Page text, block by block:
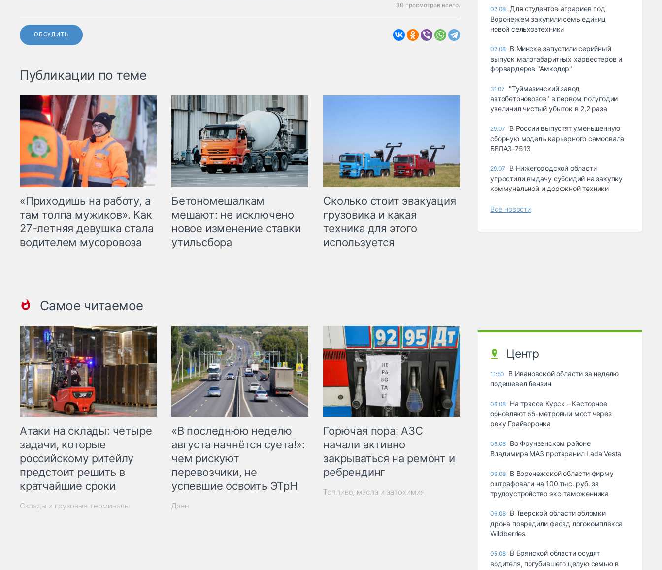
30 просмотров всего.
ОБСУДИТЬ
Публикации по теме
«Приходишь на работу, а
там толпа мужиков». Как
27-летняя девушка стала
водителем мусоровоза
Бетономешалкам
мешают: не исключено
новое изменение ставки
утильсбора
Сколько стоит эвакуация
грузовика и какая
техника для этого
используется
Самое читаемое
Атаки на склады: четыре
задачи, которые
российскому ритейлу
предстоит решить в
кратчайшие сроки
Склады и грузовые терминалы
«В последнюю неделю
августа начнётся суета!»:
чем рискуют
перевозчики, не
успевшие освоить ЭТрН
Дзен
Горючая пора: АЗС
начали активно
закрываться на ремонт и
ребрендинг
Топливо, масла и автохимия
02.08 Для студентов-аграриев под
Воронежем закупили семь единиц
новой сельхозтехники
02.08 В Минске запустили серийный
выпуск малогабаритных харвестеров и
форвардеров "Амкодор"
31.07
"Туймазинский завод
автобетоновозов" в первом полугодии
увеличил чистый убыток в 2,2 раза
29.07
В России выпустят уменьшенную
сборную модель карьерного самосвала
БЕЛАЗ-7513
29.07
В Нижегородской области
упростили выдачу субсидий на закупку
коммунальной и дорожной техники
Все новости
Центр
11:50
В Ивановской области за неделю
подешевел бензин
06.08 На трассе Курск – Касторное
обновляют 65-метровый мост через
реку Грайворонка
06.08 Во Фрунзенском районе
Владимира МАЗ протаранил Lada Vesta
06.08 В Воронежской области фирму
оштрафовали на 100 тыс. руб. за
трудоустройство экс-таможенника
06.08 В Тверской области обломки
дрона повредили фасад логокомплекса
Wildberries
05.08 В Брянской области осудят
водителя, погубившего целую семью в